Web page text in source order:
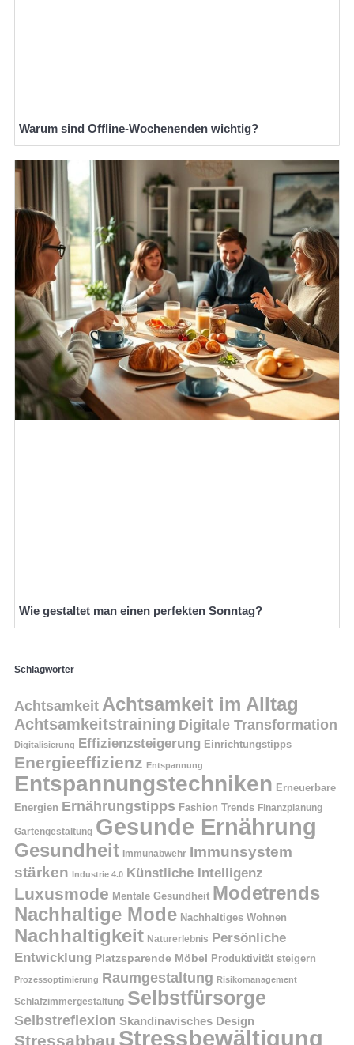
Warum sind Offline-Wochenenden wichtig?
Wie gestaltet man einen perfekten Sonntag?
Schlagwörter
Achtsamkeit Achtsamkeit im Alltag
Achtsamkeitstraining Digitale Transformation
Digitalisierung Effizienzsteigerung Einrichtungstipps
Energieeffizienz Entspannung
Entspannungstechniken Erneuerbare
Energien Ernährungstipps Fashion Trends Finanzplanung
Gartengestaltung Gesunde Ernährung
Gesundheit Immunabwehr Immunsystem
stärken
Industrie 4.0 Künstliche Intelligenz
Luxusmode Mentale Gesundheit Modetrends
Nachhaltige Mode Nachhaltiges Wohnen
Nachhaltigkeit Naturerlebnis Persönliche
Entwicklung Platzsparende Möbel Produktivität steigern
Prozessoptimierung Raumgestaltung Risikomanagement
Schlafzimmergestaltung Selbstfürsorge
Selbstreflexion Skandinavisches Design
Stressabbau Stressbewältigung